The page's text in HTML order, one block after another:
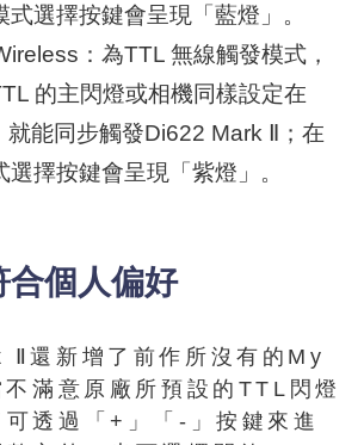
選擇按鍵會呈現「藍燈」。
：為TTL 無線觸發模式，
的主閃燈或相機同樣設定在
就能同步觸發Di622 Mark Ⅱ；在
擇按鍵會呈現「紫燈」。
個人偏好
還新增了前作所沒有的My
滿意原廠所預設的TTL閃燈
透過「+」「-」按鍵來進